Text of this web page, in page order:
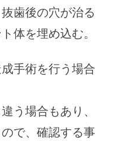
歯後の穴が治る
体を埋め込む。
手術を行う場合
う場合もあり、
で、確認する事